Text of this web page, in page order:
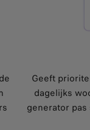
Geeft
dagelijks
generator